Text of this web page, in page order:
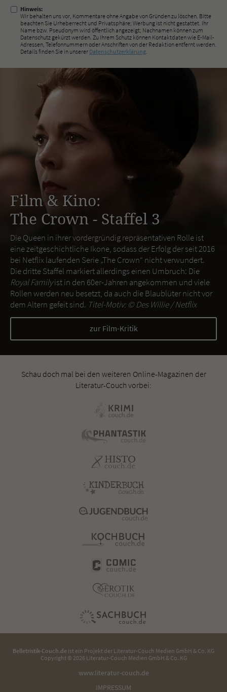
Hinweis:
Wir behalten uns vor, Kommentare ohne Angabe von Gründen zu löschen. Bitte
beachten Sie Urheberrecht und Privatsphäre; Werbung ist nicht gestattet. Ihr
Name bzw. Pseudonym wird öffentlich angezeigt; Nachnamen können zum
Datenschutz gekürzt werden. Zu Ihrem Schutz können Kontaktdaten wie E-Mail-
Adressen, Telefonnummern oder Anschriften von der Redaktion entfernt werden.
Details finden Sie in unserer Datenschutzerklärung
Film & Kino:
The Crown - Staffel 3
Die Queen in ihrer vordergründig repräsentativen Rolle ist
eine zeitgeschichtliche Ikone, sodass der Erfolg der seit 2016
bei Netflix laufenden Serie „The Crown“ nicht verwundert.
Die dritte Staffel markiert allerdings einen Umbruch: Die
Royal Familyist in den 60er-Jahren angekommen und viele
Rollen werden neu besetzt, da auch die Blaublüter nicht vor
dem Altern gefeit sind. Titel-Motiv: ©Des Willie / Netflix
zur Film-Kritik
Schau doch mal bei den weiteren Online-Magazinen der
Literatur-Couch vorbei:
Belletristik-Couch.de ist ein Projekt der Literatur-Couch Medien GmbH & Co. KG
Copyright © 2026 Literatur-Couch Medien GmbH & Co. KG
www.literatur-couch.de
IMPRESSUM